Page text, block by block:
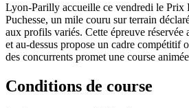
Lyon-Parilly accueille ce vendredi le Prix
Puchesse, un mile couru sur terrain
aux profils variés. Cette épreuve réservée
et au-dessus propose un cadre compétitif
des concurrents promet une course
Conditions de course